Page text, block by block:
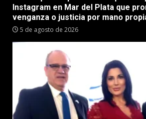
Instagram en Mar del Plata que
venganza o justicia por mano
5 de agosto de 2026